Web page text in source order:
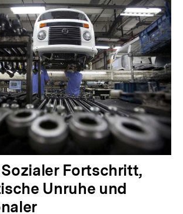
Fortschritt,
Unruhe und